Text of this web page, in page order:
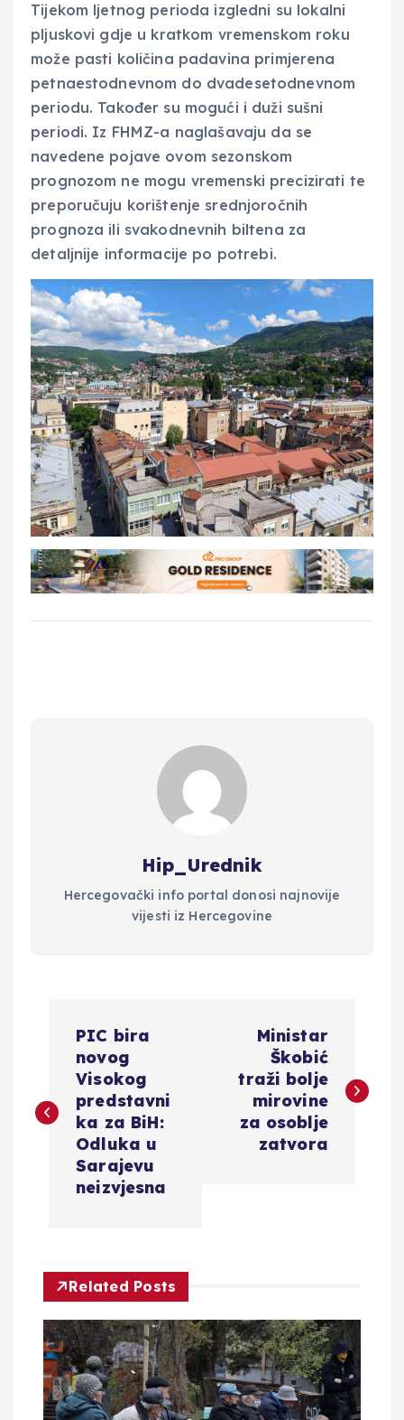
Tijekom ljetnog perioda izgledni su lokalni
pljuskovi gdje u kratkom vremenskom roku
može pasti količina padavina primjerena
petnaestodnevnom do dvadesetodnevnom
periodu. Također su mogući i duži sušni
periodi. Iz FHMZ-a naglašavaju da se
navedene pojave ovom sezonskom
prognozom ne mogu vremenski precizirati te
preporučuju korištenje srednjoročnih
prognoza ili svakodnevnih biltena za
detaljnije informacije po potrebi.
Hip_Urednik
Hercegovački info portal donosi najnovije
vijesti iz Hercegovine
v
c
PIC bira
novog
Visokog
predstavni
ka za BiH:
Odluka u
Sarajevu
neizvjesna
Ministar
Škobić
traži bolje
mirovine
za osoblje
zatvora
Related Posts